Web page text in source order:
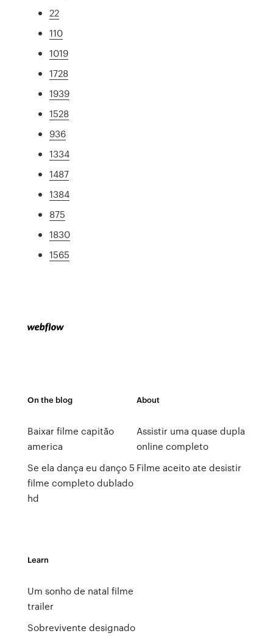
22
110
1019
1728
1939
1528
936
1334
1487
1384
875
1830
1565
On the blog
Baixar filme capitão
america
Se ela dança eu danço 5
filme completo dublado
hd
About
Assistir uma quase dupla
online completo
Filme aceito ate desistir
Learn
Um sonho de natal filme
trailer
Sobrevivente designado